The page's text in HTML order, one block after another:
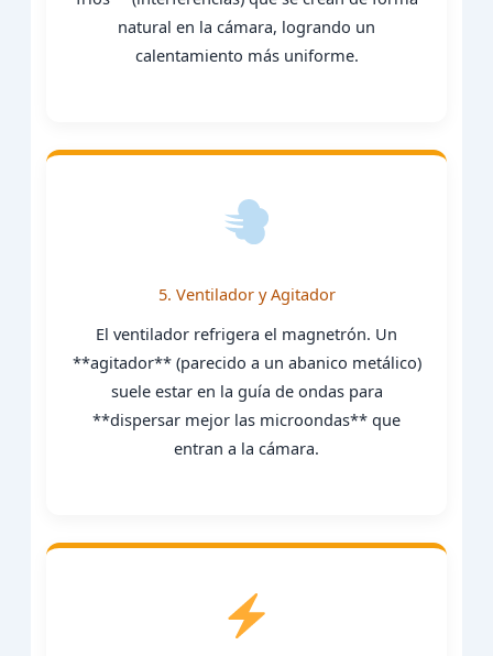
natural en la cámara, logrando un
calentamiento más uniforme.
5. Ventilador y Agitador
El ventilador refrigera el magnetrón. Un
**agitador** (parecido a un abanico metálico)
suele estar en la guía de ondas para
**dispersar mejor las microondas** que
entran a la cámara.